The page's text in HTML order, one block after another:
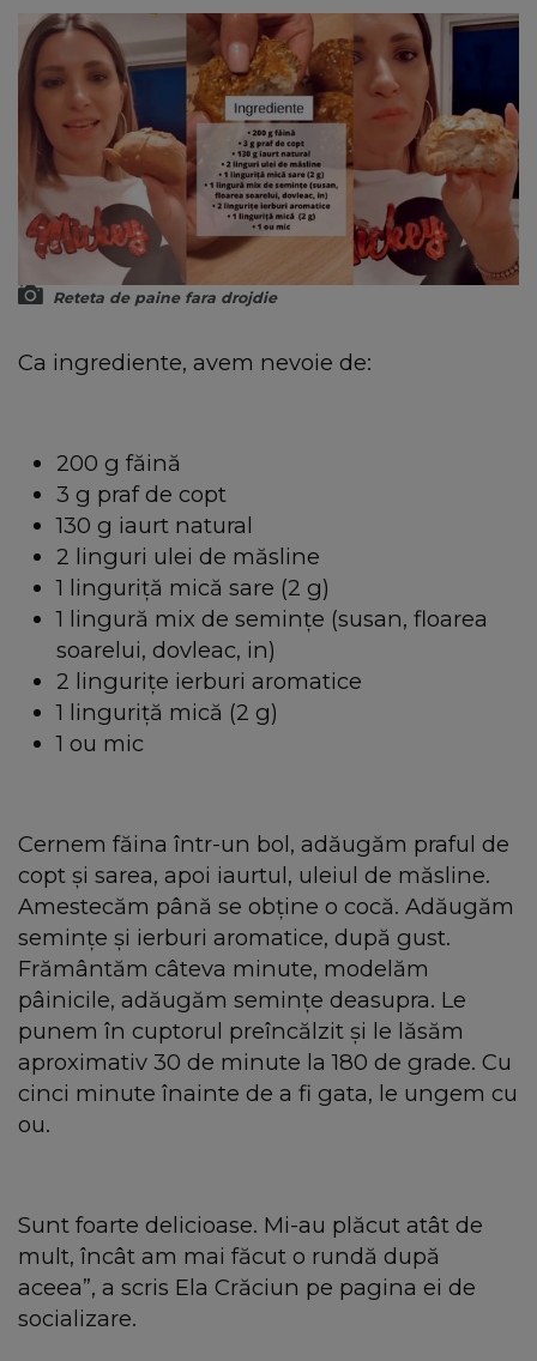
Reteta de paine fara drojdie
Ca ingrediente, avem nevoie de:
200 g făină
3 g praf de copt
130 g iaurt natural
2 linguri ulei de măsline
1 linguriță mică sare (2 g)
1 lingură mix de semințe (susan, floarea
soarelui, dovleac, in)
2 lingurițe ierburi aromatice
1 linguriță mică (2 g)
1 ou mic
Cernem făina într-un bol, adăugăm praful de
copt și sarea, apoi iaurtul, uleiul de măsline.
Amestecăm până se obține o cocă. Adăugăm
semințe și ierburi aromatice, după gust.
Frământăm câteva minute, modelăm
pâinicile, adăugăm semințe deasupra. Le
punem în cuptorul preîncălzit și le lăsăm
aproximativ 30 de minute la 180 de grade. Cu
cinci minute înainte de a fi gata, le ungem cu
ou.
Sunt foarte delicioase. Mi-au plăcut atât de
mult, încât am mai făcut o rundă după
aceea”, a scris Ela Crăciun pe pagina ei de
socializare.